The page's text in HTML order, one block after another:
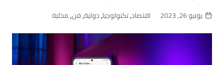
يونيو 26, 2023 اقتصاد,تكنولوجيا,دولية,فن,محلية